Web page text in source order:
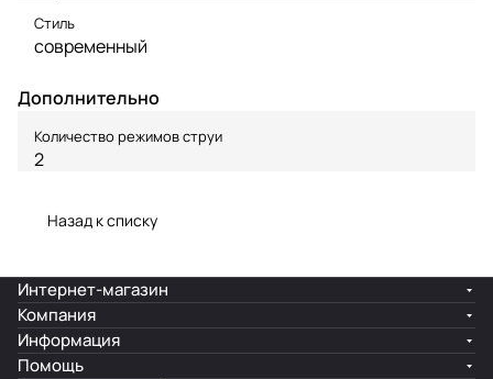
Стиль
современный
Дополнительно
Количество режимов струи
2
Назад к списку
Интернет-магазин
Компания
Информация
Помощь